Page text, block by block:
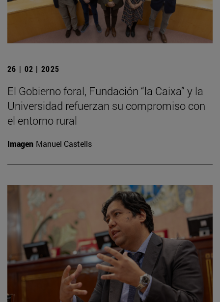
26 | 02 | 2025
El Gobierno foral, Fundación “la Caixa” y la
Universidad refuerzan su compromiso con
el entorno rural
Imagen Manuel Castells